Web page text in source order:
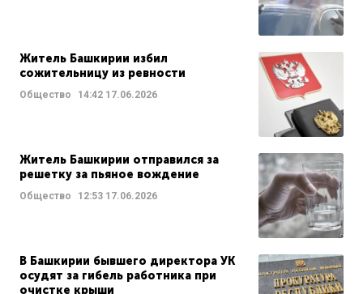
Житель Башкирии избил
сожительницу из ревности
Общество 14:42 17.06.2026
Житель Башкирии отправился за
решетку за пьяное вождение
Общество 12:53 17.06.2026
В Башкирии бывшего директора УК
осудят за гибель работника при
очистке крыши